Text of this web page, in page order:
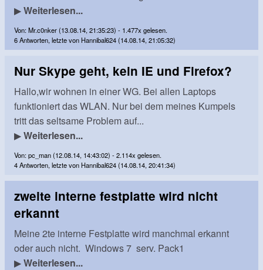
▶Weiterlesen...
Von: Mr.c0nker (13.08.14, 21:35:23) - 1.477x gelesen.
6 Antworten, letzte von Hannibal624 (14.08.14, 21:05:32)
Nur Skype geht, kein IE und Firefox?
Hallo,wir wohnen in einer WG. Bei allen Laptops
funktioniert das WLAN. Nur bei dem meines Kumpels
tritt das seltsame Problem auf...
▶Weiterlesen...
Von: pc_man (12.08.14, 14:43:02) - 2.114x gelesen.
4 Antworten, letzte von Hannibal624 (14.08.14, 20:41:34)
zweite interne festplatte wird nicht
erkannt
Meine 2te interne Festplatte wird manchmal erkannt
oder auch nicht. Windows 7 serv. Pack1
▶Weiterlesen...